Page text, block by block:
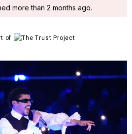
more than 2 months ago.
of